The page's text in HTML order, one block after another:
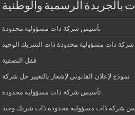
بالجريدة الرسمية والوطنية
تأسيس شركة ذات مسؤولية محدودة
ذات مسؤولية محدودة ذات الشريك الوحيد
قفل التصفية
نموذج لإعلان القانوني لإشعار بالتغيير حل شركة
تأسيس شركة ذات مسؤولية محدودة
شركة ذات مسؤولية محدودة ذات شريك وحيد